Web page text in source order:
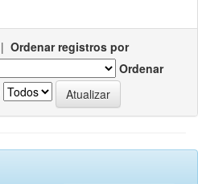
| Ordenar registros por
Ordenar